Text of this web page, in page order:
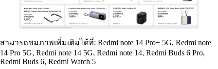
สามารถชมภาพเพิ่มเติมได้ที่: Redmi note 14 Pro+ 5G, Redmi note
14 Pro 5G, Redmi note 14 5G, Redmi note 14, Redmi Buds 6 Pro,
Redmi Buds 6, Redmi Watch 5